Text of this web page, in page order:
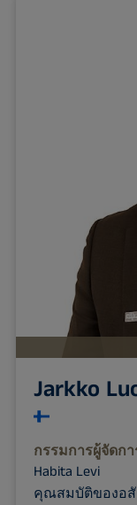
Jarkko
กรรมการผู้จัดก
Habita Levi
คุณสมบัติของอ